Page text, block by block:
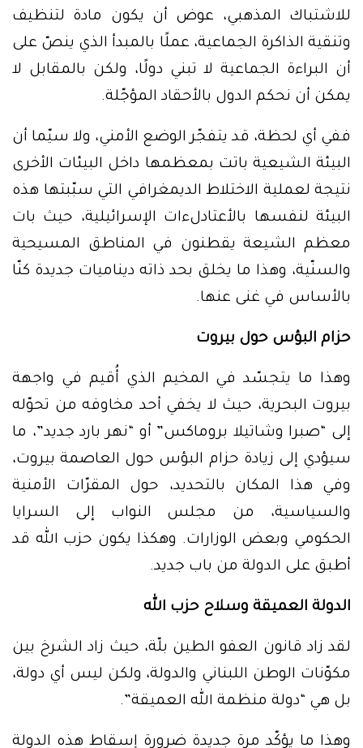
للاشتباك المذهبي، عوض أن يكون مادة لتنظيف
وتنقية الذاكرة الجماعية، عملًا بالمبدأ الذي ينصّ على
أن البراءة الجماعية لا تبني دولًا، ولكن بالمقابل لا
يمكن أن نحكم الدول بالأحقاد المؤجّلة.
ففي أي لحظة، قد يتفجّر الوضع الأمني، ولا سيّما أن
البيئة الشيعية باتت بمعظمها داخل البيئات الأخرى
نتيجة لعملية الاختلاط الديمغرافي التي سبّبتها هذه
البيئة لنفسها بالأعتادلءات الإسرائيلية، حيث بات
معظم الشيعة يقطنون في المناطق المسيحية
والسنّية، وهذا ما يخلق بحد ذاته ديناميات جديدة كنّا
بالأساس في غنى عنها.
حزام البؤس حول بيروت
وهذا ما يتجسّد في المخيم الذي أُقيم في واجهة
بيروت البحرية، حيث لا يخفي أحد مخاوفه من تحوّله
إلى “صبرا وشاتيلا بروماكس” أو “نهر بارد جديد”، ما
سيؤدي إلى زيادة حزام البؤس حول العاصمة بيروت،
وفي هذا المكان بالتحديد، حول المقرّات الأمنية
والسياسية، من مجلس النواب إلى السرايا
الحكومي وبعض الوزارات. وهكذا يكون حزب الله قد
أطبق على الدولة من باب جديد.
الدولة العميقة وسلاح حزب الله
لقد زاد قانون العفو الطين بلّة، حيث زاد الشرخ بين
مكوّنات الوطن اللبناني والدولة، ولكن ليس أي دولة،
بل هي “دولة منظمة الله العميقة”.
وهذا ما يؤكّد مرة جديدة ضرورة إسقاط هذه الدولة